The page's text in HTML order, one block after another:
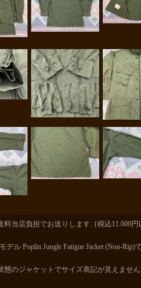
料当店負担でお送りします. {税込11.000
デル Poplin Jungle Fatigue Jacket (Non-Rip)で
態のジャケットでサイズ表記が見えませ